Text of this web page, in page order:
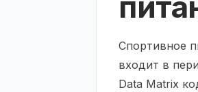
Спортивное
входит в
Data Matrix